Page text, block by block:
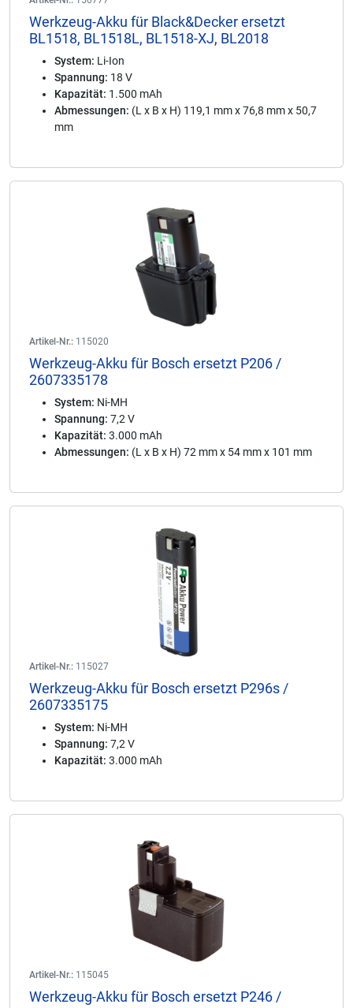
Werkzeug-Akku für Black&Decker ersetzt
BL1518, BL1518L, BL1518-XJ, BL2018
System: Li-Ion
Spannung: 18 V
Kapazität: 1.500 mAh
Abmessungen: (L x B x H) 119,1 mm x 76,8 mm x 50,7
mm
Artikel-Nr.: 115020
Werkzeug-Akku für Bosch ersetzt P206 /
2607335178
System: Ni-MH
Spannung: 7,2 V
Kapazität: 3.000 mAh
Abmessungen: (L x B x H) 72 mm x 54 mm x 101 mm
Artikel-Nr.: 115027
Werkzeug-Akku für Bosch ersetzt P296s /
2607335175
System: Ni-MH
Spannung: 7,2 V
Kapazität: 3.000 mAh
Artikel-Nr.: 115045
Werkzeug-Akku für Bosch ersetzt P246 /